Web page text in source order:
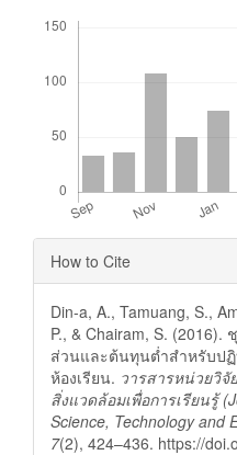
Article
Details
How to Cite
Din-a, A., Tamuang, S.,
P., & Chairam, S. (2016).
ส่วนและต้นทุนต่ำสำหรับป
ห้องเรียน. วารสารหน่วยวิ
สิ่งแวดล้อมเพื่อการเรียนรู้
Science, Technology and
7(2), 424–436. https://